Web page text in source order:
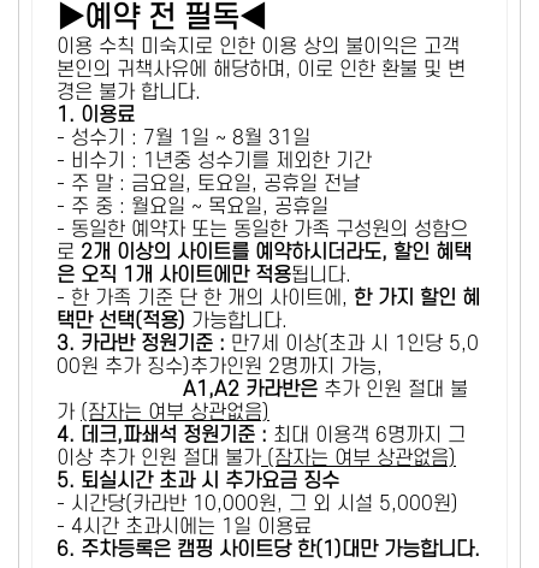
▶예약 전 필독◀
이용 수칙 미숙지로 인한 이용 상의 불이익은 고객
본인의 귀책사유에 해당하며, 이로 인한 환불 및 변
경은 불가 합니다.
1. 이용료
- 성수기 : 7월 1일 ~ 8월 31일
- 비수기 : 1년중 성수기를 제외한 기간
- 주 말 : 금요일, 토요일, 공휴일 전날
- 주 중 : 월요일 ~ 목요일, 공휴일
- 동일한 예약자 또는 동일한 가족 구성원의 성함으
로 2개 이상의 사이트를 예약하시더라도, 할인 혜택
은 오직 1개 사이트에만 적용됩니다.
- 한 가족 기준 단 한 개의 사이트에, 한 가지 할인 혜
택만 선택(적용) 가능합니다.
3. 카라반 정원기준 : 만7세 이상(초과 시 1인당 5,0
00원 추가 징수)추가인원 2명까지 가능,
A1,A2 카라반은 추가 인원 절대 불
가 (잠자는 여부 상관없음)
4. 데크,파쇄석 정원기준 : ​최대 이용객 6명까지 그
이상 추가 인원 절대 불가 (잠자는 여부 상관없음)
5. 퇴실시간 초과 시 추가요금 징수
- 시간당(카라반 10,000원, 그 외 시설 5,000원)
- 4시간 초과시에는 1일 이용료
6. 주차등록은 캠핑 사이트당 한(1)대만 가능합니다.